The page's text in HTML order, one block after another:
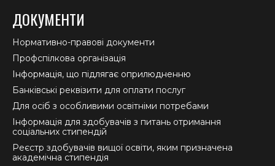
ДОКУМЕНТИ
Нормативно-правові документи
Профспілкова організація
Інформація, що підлягає оприлюдненню
Банківські реквізити для оплати послуг
Для осіб з особливими освітніми потребами
Інформація для здобувачів з питань отримання
соціальних стипендій
Реєстр здобувачів вищої освіти, яким призначена
академічна стипендія